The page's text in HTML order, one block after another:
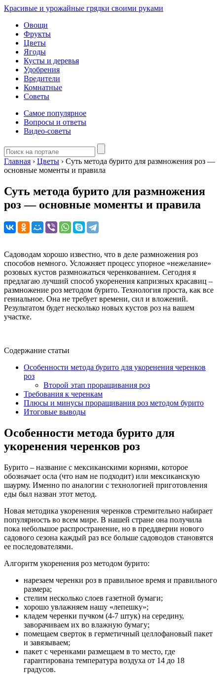
Красивые и урожайные грядки своими руками
Овощи
Фрукты
Цветы
Ягоды
Кусты и деревья
Удобрения
Вредители
Комнатные
Советы
Самое популярное
Вопросы и ответы
Видео-советы
Главная › Цветы › Суть метода бурито для размножения роз —
основные моменты и правила
Суть метода бурито для размножения
роз — основные моменты и правила
Садоводам хорошо известно, что в деле размножения роз
способов немного. Усложняет процесс упорное «нежелание»
розовых кустов размножаться черенкованием. Сегодня я
предлагаю лучший способ укоренения капризных красавиц –
размножение роз методом бурито. Технология проста, как все
гениальное. Она не требует времени, сил и вложений.
Результатом будет несколько новых кустов роз на вашем
участке.
Содержание статьи
Особенности метода бурито для укоренения черенков
роз
Второй этап проращивания роз
Требования к черенкам
Плюсы и минусы проращивания роз методом бурито
Итоговые выводы
Особенности метода бурито для
укоренения черенков роз
Бурито – название с мексиканскими корнями, которое
обозначает осла (что нам не подходит) или мексиканскую
шаурму. Именно по аналогии с технологией приготовления
еды был назван этот метод.
Новая методика укоренения черенков стремительно набирает
популярность во всем мире. В нашей стране она получила
пока небольшое распространение, но в преддверии нового
садового сезона каждый раз все больше садоводов становятся
ее последователями.
Алгоритм укоренения роз методом бурито:
нарезаем черенки роз в правильное время и правильного
размера;
стелим несколько слоев газетной бумаги;
хорошо увлажняем нашу «лепешку»;
кладем черенки пучком (4-7 штук) на середину,
заворачиваем их во влажную бумагу;
помещаем сверток в герметичный целлофановый пакет
и завязываем;
пакет с черенками размещаем в то место, где
гарантирована температура воздуха от 14 до 18
градусов.